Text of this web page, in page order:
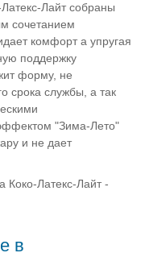
Лайт собраны
сочетанием
комфорт а упругая
поддержку
форму, не
срока службы, а так
"Зима-Лето"
и не дает
Коко-Латекс-Лайт -
в